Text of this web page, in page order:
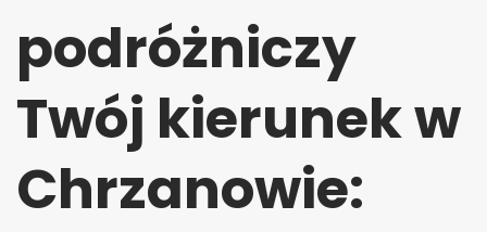
podróżniczy
Twój kierunek w
Chrzanowie: